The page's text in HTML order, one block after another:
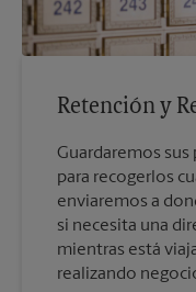
Retención y
Guardaremos sus
para recogerlos
enviaremos a
si necesita una
mientras está
realizando